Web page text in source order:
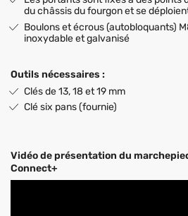
du châssis du fourgon et se
Boulons et écrous (autobloquants)
inoxydable et galvanisé
Outils nécessaires :
Clés de 13, 18 et 19 mm
Clé six pans (fournie)
Vidéo de présentation du
Connect+